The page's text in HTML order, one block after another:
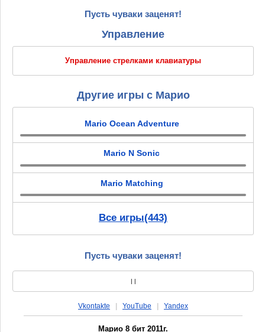
Пусть чуваки заценят!
Управление
Управление стрелками клавиатуры
Другие игры с Марио
Mario Ocean Adventure
Mario N Sonic
Mario Matching
Все игры(443)
Пусть чуваки заценят!
| |
Vkontakte YouTube Yandex
Марио 8 бит 2011г.